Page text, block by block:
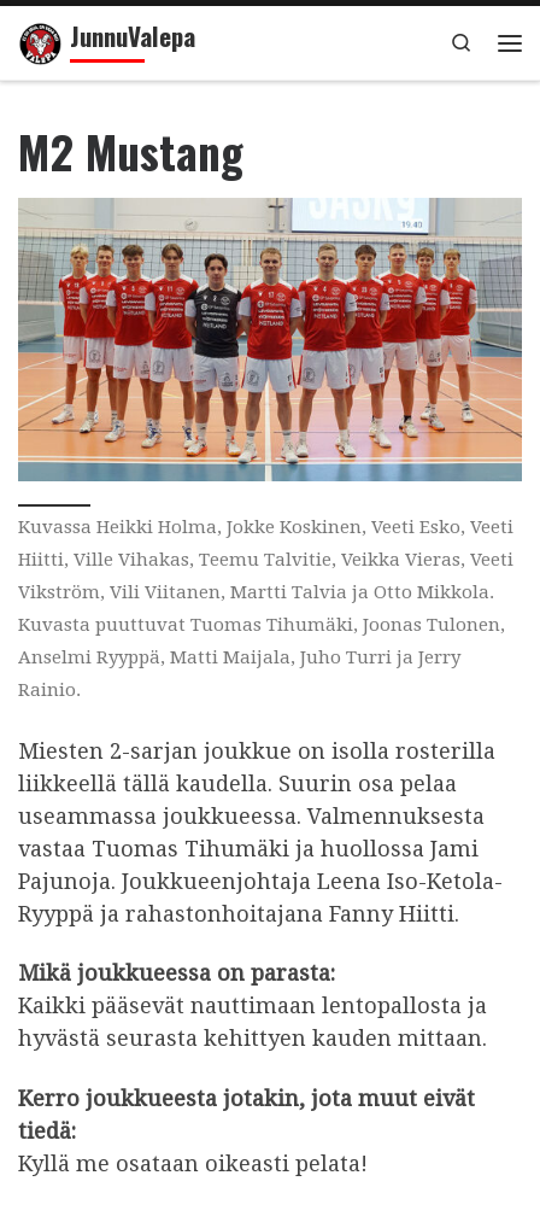
Skip to content
JunnuValepa
Search
M2 Mustang
Kuvassa Heikki Holma, Jokke Koskinen, Veeti Esko, Veeti
Hiitti, Ville Vihakas, Teemu Talvitie, Veikka Vieras, Veeti
Vikström, Vili Viitanen, Martti Talvia ja Otto Mikkola.
Kuvasta puuttuvat Tuomas Tihumäki, Joonas Tulonen,
Anselmi Ryyppä, Matti Maijala, Juho Turri ja Jerry
Rainio.
Miesten 2-sarjan joukkue on isolla rosterilla
liikkeellä tällä kaudella. Suurin osa pelaa
useammassa joukkueessa. Valmennuksesta
vastaa Tuomas Tihumäki ja huollossa Jami
Pajunoja. Joukkueenjohtaja Leena Iso-Ketola-
Ryyppä ja rahastonhoitajana Fanny Hiitti.
Mikä joukkueessa on parasta:
Kaikki pääsevät nauttimaan lentopallosta ja
hyvästä seurasta kehittyen kauden mittaan.
Kerro joukkueesta jotakin, jota muut eivät
tiedä:
Kyllä me osataan oikeasti pelata!